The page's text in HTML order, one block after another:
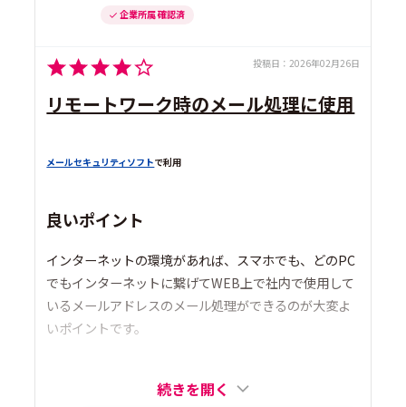
企業所属 確認済
投稿日： 2026年02月26日
リモートワーク時のメール処理に使用
メールセキュリティソフトで利用
良いポイント
インターネットの環境があれば、スマホでも、どのPC
でもインターネットに繋げてWEB上で社内で使用して
いるメールアドレスのメール処理ができるのが大変よ
いポイントです。
続きを開く